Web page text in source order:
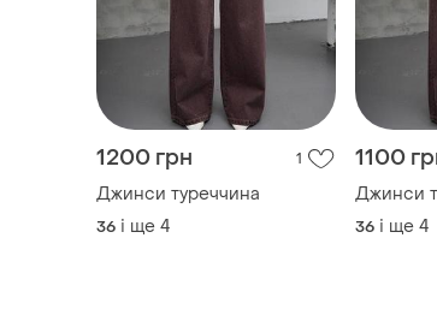
1200 грн 1
Джинси туреччина
36 і ще 4
1100
Джинси
36 і ще 4